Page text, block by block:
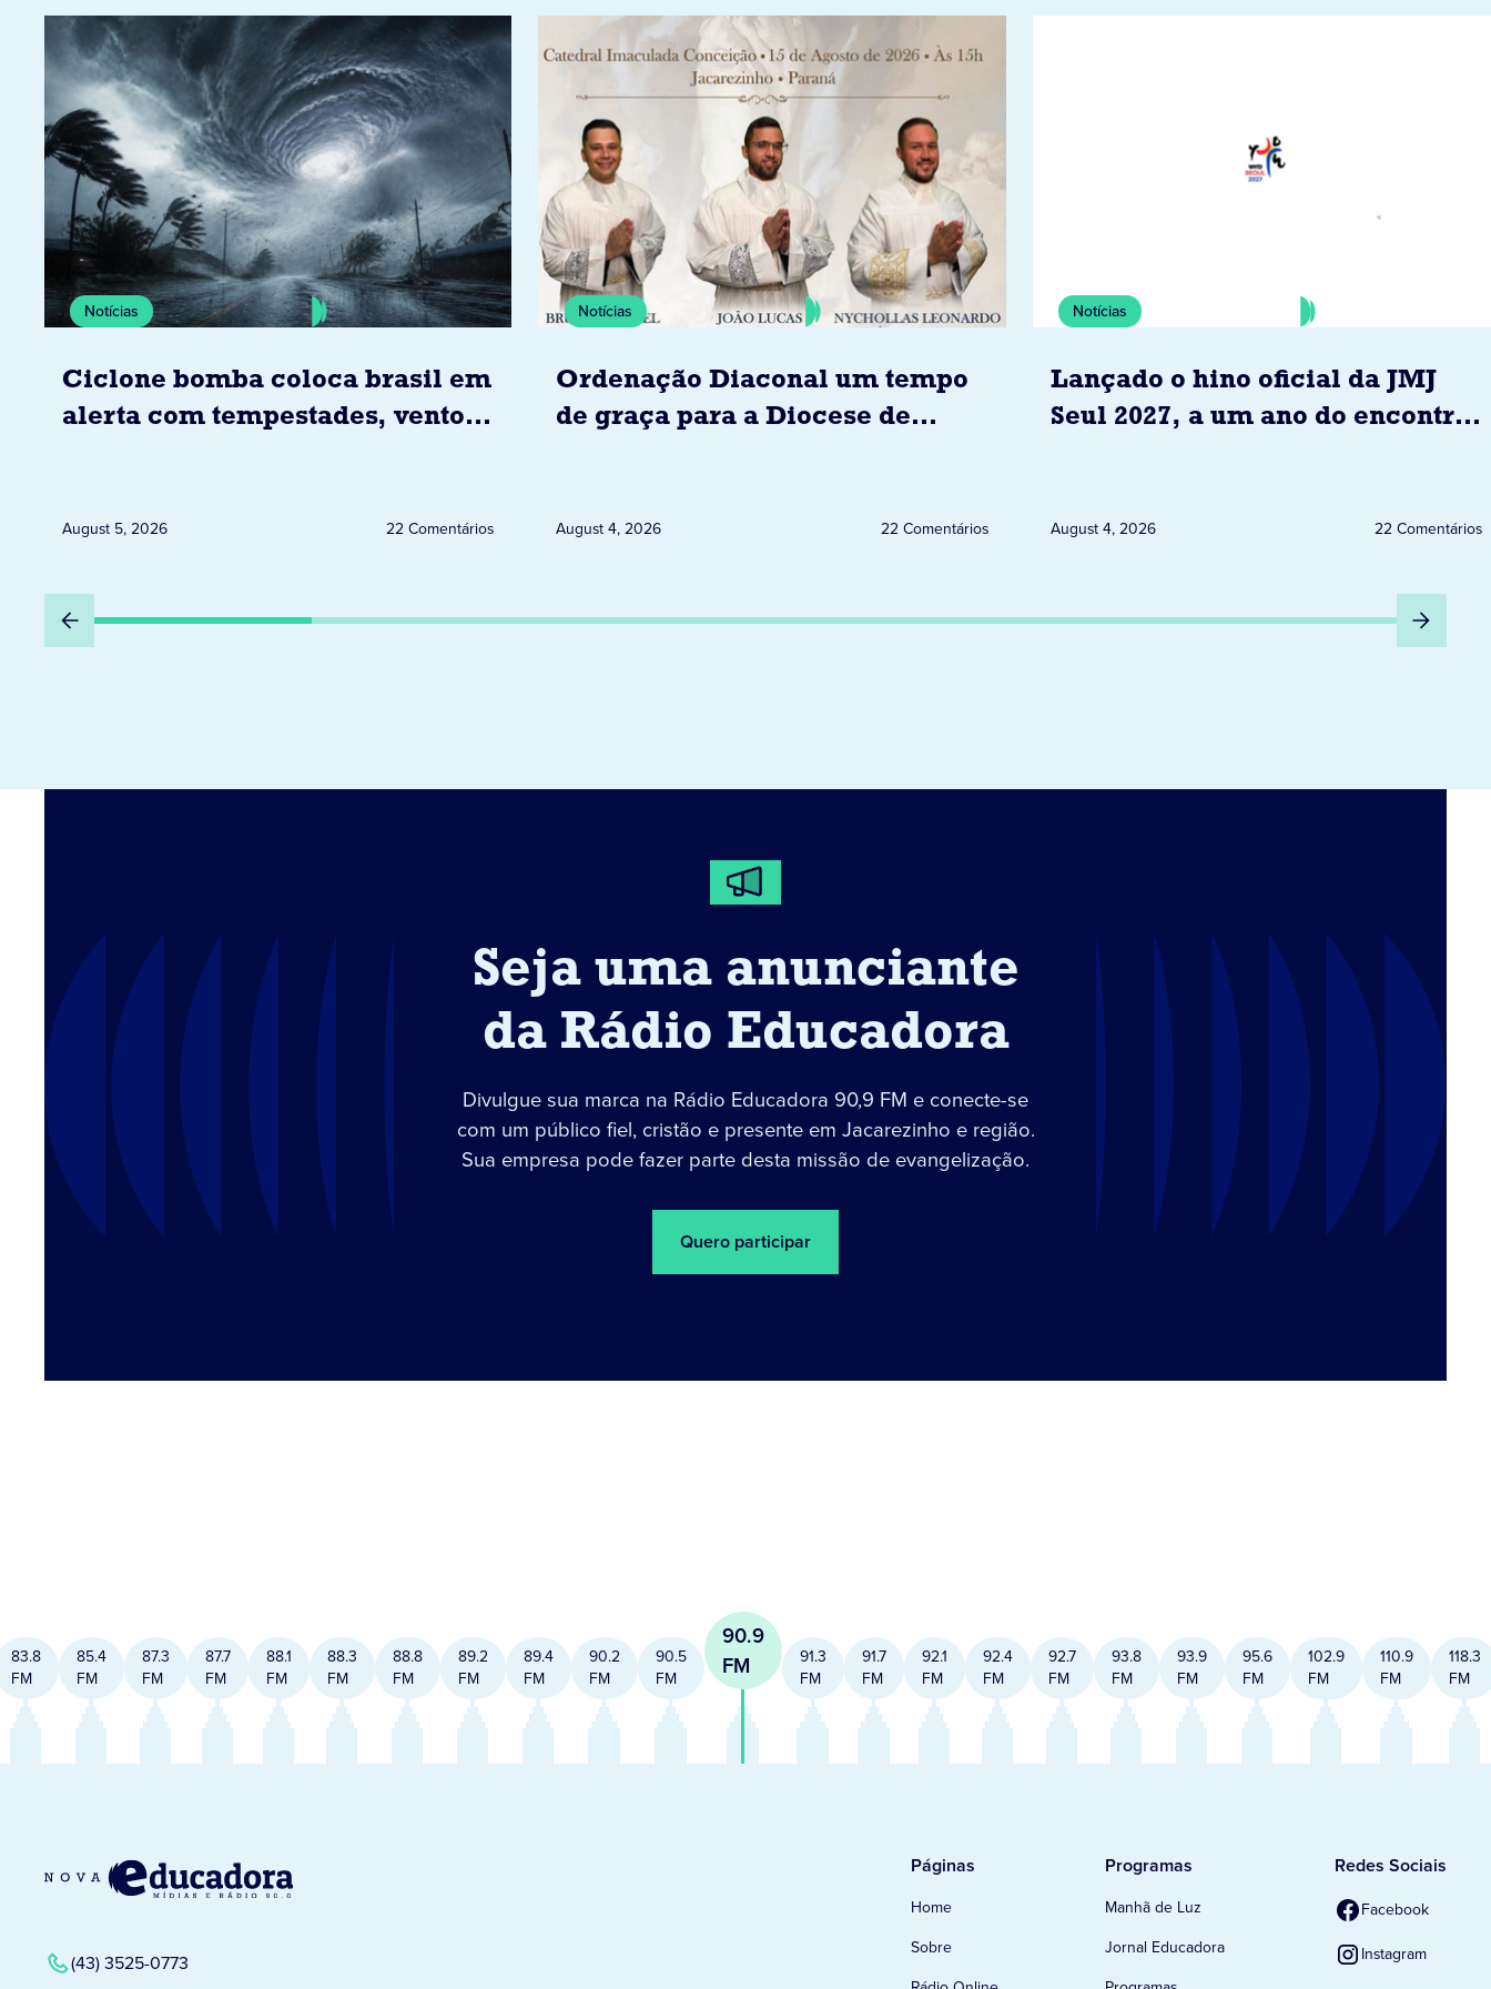
Notícias
Ciclone bomba coloca brasil em
alerta com tempestades, ventos
August 5, 2026 22 Comentários
Notícias
Ordenação Diaconal um tempo
de graça para a Diocese de
August 4, 2026 22 Comentários
Notícias
Lançado o hino oficial da JMJ
Seul 2027, a um ano do encontro
August 4, 2026 22 Comentários
Seja uma anunciante
da Rádio Educadora
Divulgue sua marca na Rádio Educadora 90,9 FM e conecte-se
com um público fiel, cristão e presente em Jacarezinho e região.
Sua empresa pode fazer parte desta missão de evangelização.
Quero participar
83.8
FM
85.4
FM
87.3
FM
87.7
FM
88.1
FM
88.3
FM
88.8
FM
89.2
FM
89.4
FM
90.2
FM
90.5
FM
90.9
FM
91.3
FM
91.7
FM
92.1
FM
92.4
FM
92.7
FM
93.8
FM
93.9
FM
95.6
FM
102.9
FM
110.9
FM
118.3
FM
(43) 3525-0773
Páginas
Home
Sobre
Programas
Manhã de Luz
Jornal Educadora
Redes Sociais
Facebook
Instagram